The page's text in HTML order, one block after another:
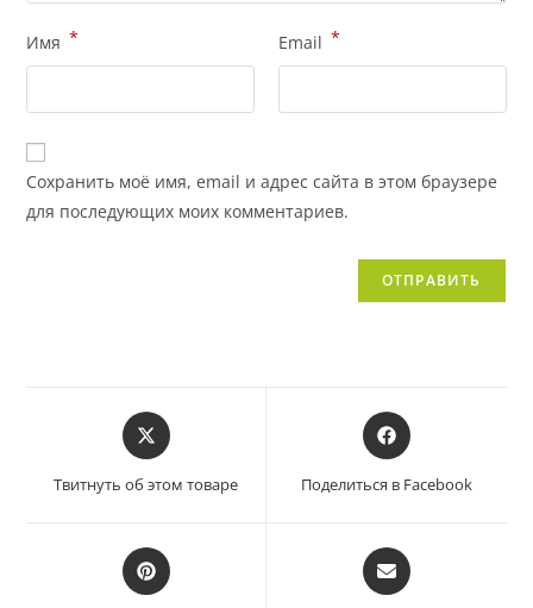
Имя * Email *
Сохранить моё имя, email и адрес сайта в этом браузере
для последующих моих комментариев.
Твитнуть об этом товаре Поделиться в Facebook